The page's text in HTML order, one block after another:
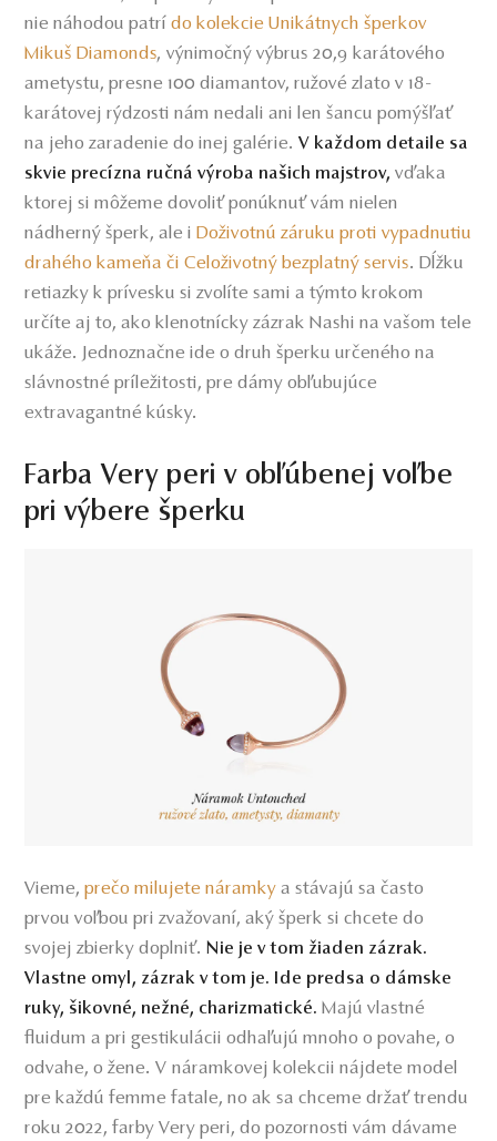
nie náhodou patrí do kolekcie Unikátnych šperkov
Mikuš Diamonds,výnimočný výbrus 20,9 karátového
ametystu, presne 100 diamantov, ružové zlato v 18-
karátovej rýdzosti nám nedali ani len šancu pomýšľať
na jeho zaradenie do inej galérie.V každom detaile sa
skvie precízna ručná výroba našich majstrov,vďaka
ktorej si môžeme dovoliť ponúknuť vám nielen
nádherný šperk, ale i Doživotnú záruku proti vypadnutiu
drahého kameňa či Celoživotný bezplatný servis. Dĺžku
retiazky k prívesku si zvolíte sami a týmto krokom
určíte aj to, ako klenotnícky zázrak Nashi na vašom tele
ukáže. Jednoznačne ide o druh šperku určeného na
slávnostné príležitosti, pre dámy obľubujúce
extravagantné kúsky.
Farba Very peri v obľúbenej voľbe
pri výbere šperku
Vieme, prečo milujete náramky a stávajú sa často
prvou voľbou pri zvažovaní, aký šperk si chcete do
svojej zbierky doplniť. Nie je v tom žiaden zázrak.
Vlastne omyl, zázrak v tom je. Ide predsa o dámske
ruky, šikovné, nežné, charizmatické. Majú vlastné
fluidum a pri gestikulácii odhaľujú mnoho o povahe, o
odvahe, o žene. V náramkovej kolekcii nájdete model
pre každú femme fatale, no ak sa chceme držať trendu
roku 2022, farby Very peri, do pozornosti vám dávame